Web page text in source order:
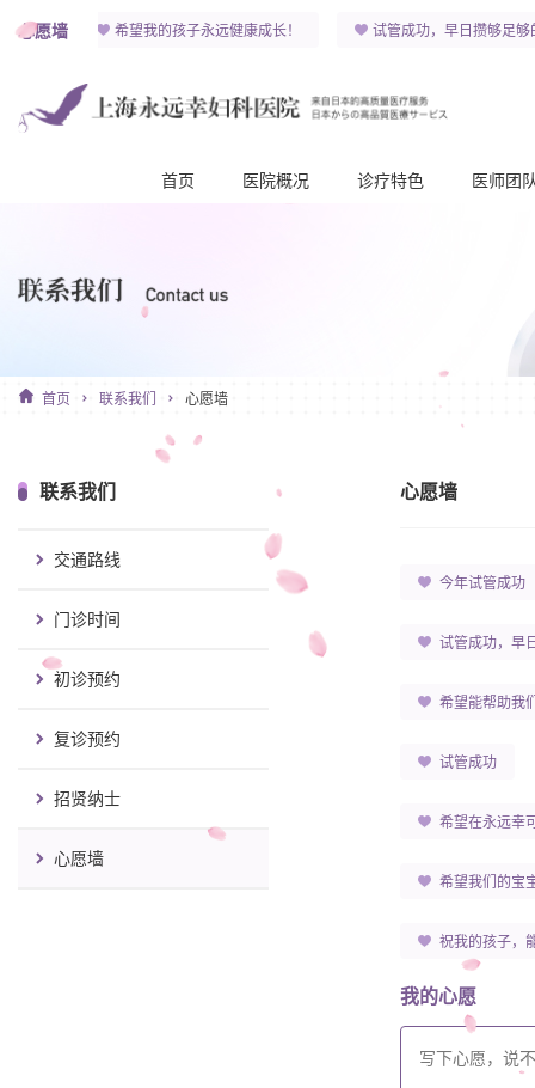
心愿墙
)y！ 希望我的孩子永远健康成长！ 试管成功，早日攒够足够
首页 医院概况 诊疗特色 医师团
首页 联系我们 心愿墙
联系我们
交通路线
门诊时间
初诊预约
复诊预约
招贤纳士
心愿墙
心愿墙
今年试管成功
试管成功，早
希望能帮助我
试管成功
希望在永远幸
希望我们的宝
祝我的孩子，
我的心愿